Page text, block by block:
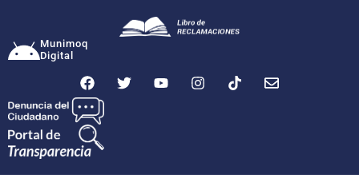
Munimoq
Digital